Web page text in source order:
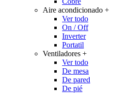
Aire acondicionado +
Ver todo
On / Off
Inverter
Portatil
Ventiladores +
Ver todo
De mesa
De pared
De pié